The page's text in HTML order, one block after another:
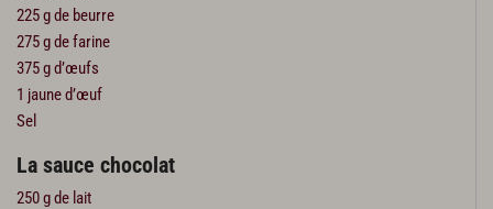
225 g de beurre
275 g de farine
375 g d’œufs
1 jaune d’œuf
Sel
La sauce chocolat
250 g de lait